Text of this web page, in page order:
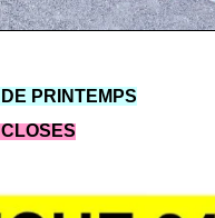
PRINTEMPS